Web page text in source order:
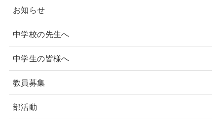
お知らせ
中学校の先生へ
中学生の皆様へ
教員募集
部活動